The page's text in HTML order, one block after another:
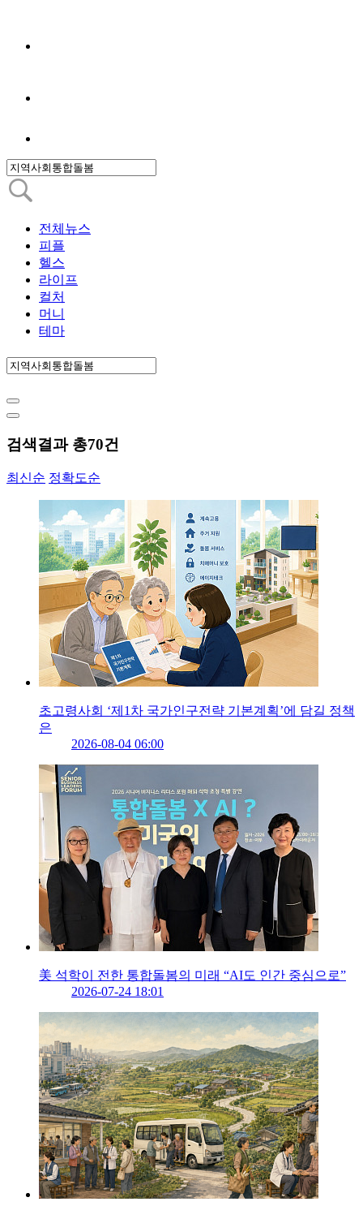
전체뉴스
피플
헬스
라이프
컬처
머니
테마
검색결과 총70건
최신순 정확도순
초고령사회 ‘제1차 국가인구전략 기본계획’에 담길 정책
은
2026-08-04 06:00
美 석학이 전한 통합돌봄의 미래 “AI도 인간 중심으로”
2026-07-24 18:01